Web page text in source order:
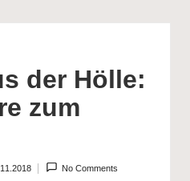
der Hölle:
zum
No Comments